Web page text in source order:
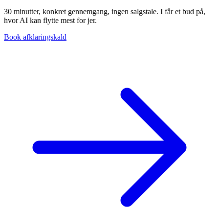
30 minutter, konkret gennemgang, ingen salgstale. I får et bud på,
hvor AI kan flytte mest for jer.
Book afklaringskald